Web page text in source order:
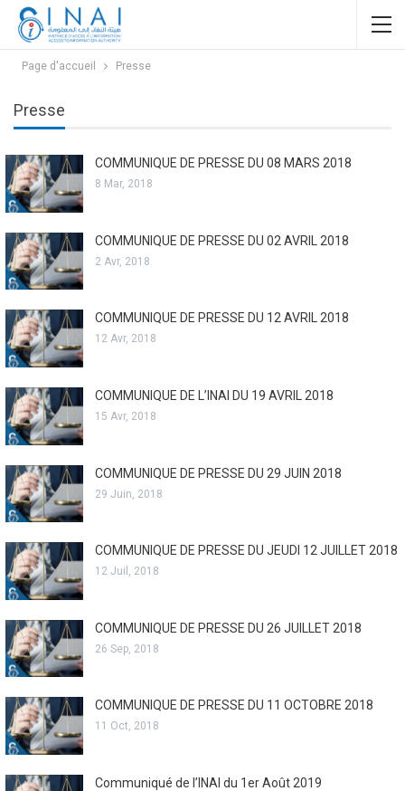
Page d'accueil Presse
Presse
COMMUNIQUE DE PRESSE DU 08 MARS 2018
8 Mar, 2018
COMMUNIQUE DE PRESSE DU 02 AVRIL 2018
2 Avr, 2018
COMMUNIQUE DE PRESSE DU 12 AVRIL 2018
12 Avr, 2018
COMMUNIQUE DE L’INAI DU 19 AVRIL 2018
15 Avr, 2018
COMMUNIQUE DE PRESSE DU 29 JUIN 2018
29 Juin, 2018
COMMUNIQUE DE PRESSE DU JEUDI 12 JUILLET 2018
12 Juil, 2018
COMMUNIQUE DE PRESSE DU 26 JUILLET 2018
26 Sep, 2018
COMMUNIQUE DE PRESSE DU 11 OCTOBRE 2018
11 Oct, 2018
Communiqué de l’INAI du 1er Août 2019